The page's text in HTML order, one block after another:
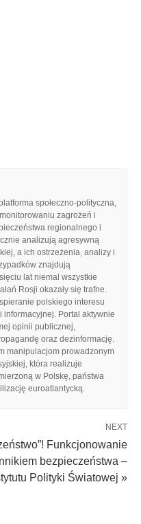
społeczno-polityczna,
zagrożeń i
regionalnego i
analizują agresywną
a ich ostrzeżenia, analizy i
znajdują
lat niemal wszystkie
Rosji okazały się trafne.
polskiego interesu
Portal aktywnie
opinii publicznej,
oraz dezinformację.
manipulacjom prowadzonym
która realizuje
w Polskę, państwa
euroatlantycką.
NEXT
Funkcjonowanie
bezpieczeństwa –
Polityki Światowej »